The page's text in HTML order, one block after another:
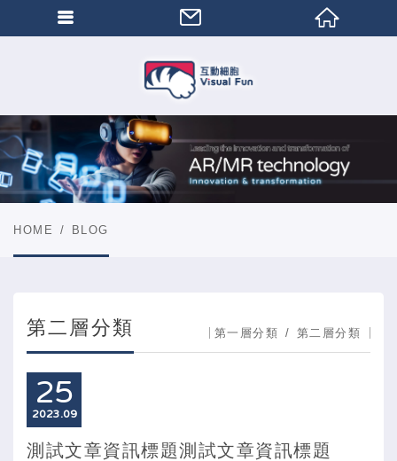
HOME BLOG
第二層分類 第一層分類 第二層分類
25
09
2023
測試文章資訊標題測試文章資訊標題